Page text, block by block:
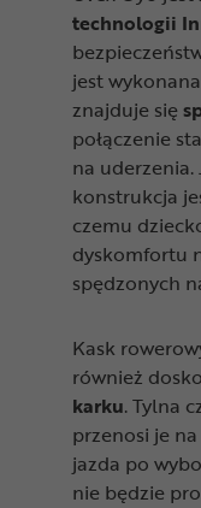
technologii
jest
znajduje się
połączenie
na uderzenia.
konstrukcja
czemu
dyskomfortu
spędzonych
Kask
również
karku. Tylna
przenosi je
jazda po
nie będzie